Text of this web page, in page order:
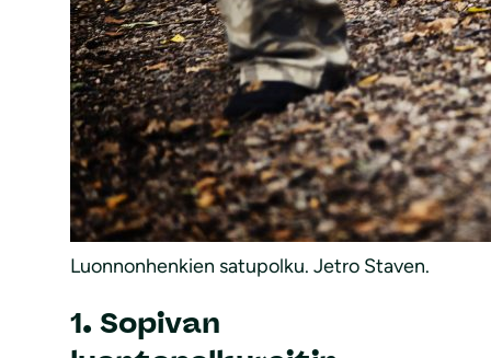
Luonnonhenkien satupolku. Jetro Staven.
1. Sopivan